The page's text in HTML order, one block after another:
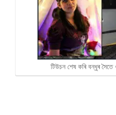
টিউচন শেষ কৰি বন্ধুৰ সৈতে